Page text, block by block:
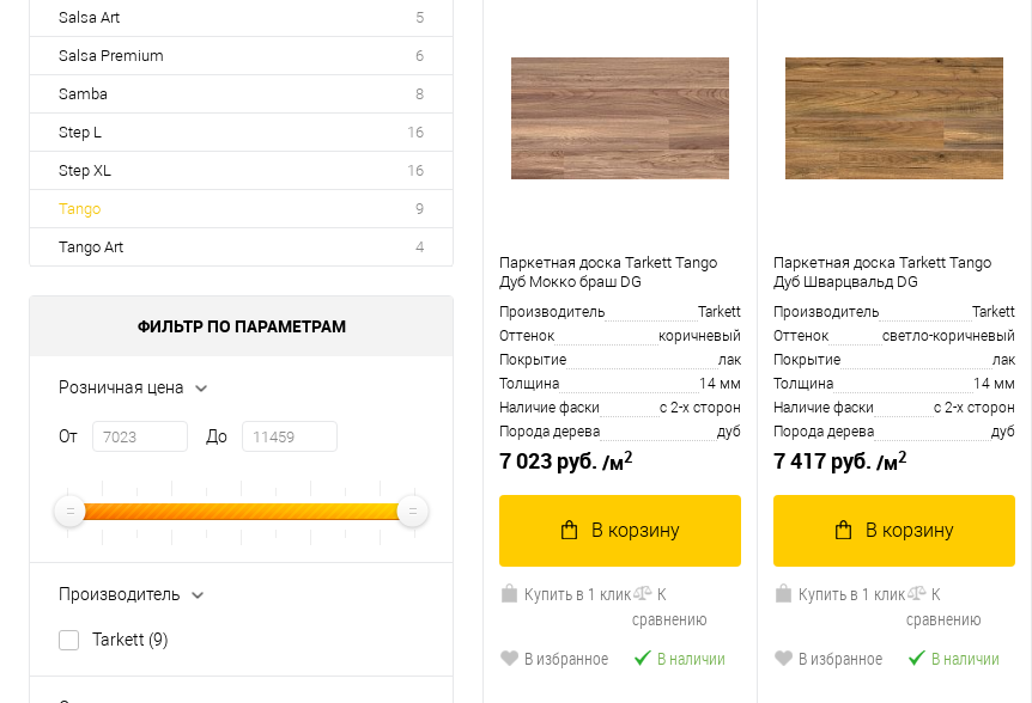
Salsa Art 5
Salsa Premium 6
Samba 8
Step L 16
Step XL 16
Tango 9
Tango Art 4
ФИЛЬТР ПО ПАРАМЕТРАМ
Розничная цена
От До
Производитель
Tarkett (9)
Паркетная доска Tarkett Tango
Дуб Мокко браш DG
Производитель
Tarkett
Оттенок
коричневый
Покрытие
лак
Толщина
14 мм
Наличие фаски
с 2-х сторон
Порода дерева
дуб
7 023 руб. /м2
В корзину
Купить в 1 клик
К
сравнению
В избранное
В наличии
Паркетная доска Tarkett Tango
Дуб Шварцвальд DG
Производитель
Tarkett
Оттенок
светло-коричневый
Покрытие
лак
Толщина
14 мм
Наличие фаски
с 2-х сторон
Порода дерева
дуб
7 417 руб. /м2
В корзину
Купить в 1 клик
К
сравнению
В избранное
В наличии